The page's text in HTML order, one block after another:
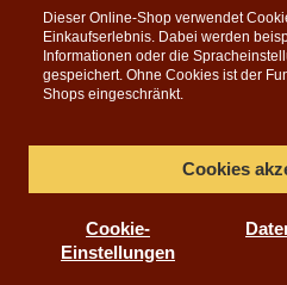
KONTAKT
info@teeauslese.de
Dieser Online-Shop verwendet
Einkaufserlebnis. Dabei werden
Informationen oder die
gespeichert. Ohne Cookies ist der
Shops eingeschränkt.
Cookies
Cookie-
Einstellungen